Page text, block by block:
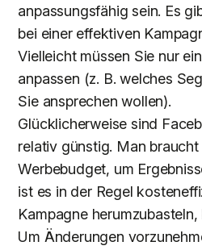
anpassungsfähig sein. Es
bei einer effektiven
Vielleicht müssen Sie nur
anpassen (z. B. welches
Sie ansprechen wollen).
Glücklicherweise sind
relativ günstig. Man
Werbebudget, um
ist es in der Regel
Kampagne
Um Änderungen